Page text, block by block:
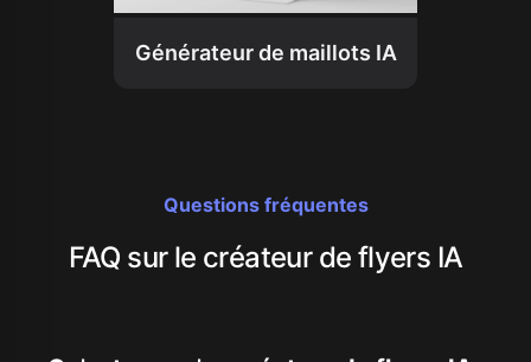
Générateur de maillots IA
Questions fréquentes
FAQ sur le créateur de flyers IA